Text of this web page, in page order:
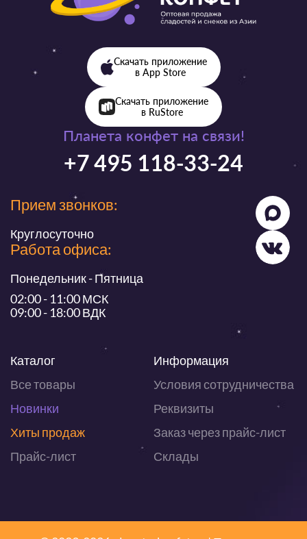
Планета конфет на связи!
+7 495 118-33-24
Прием звонков:
Круглосуточно
Работа офиса:
Понедельник - Пятница
02:00 - 11:00 МСК
09:00 - 18:00 ВДК
Каталог
Все товары
Новинки
Хиты продаж
Прайс-лист
Информация
Условия сотрудничества
Реквизиты
Заказ через прайс-лист
Склады
Скачать приложение
в App Store
Скачать приложение
в RuStore